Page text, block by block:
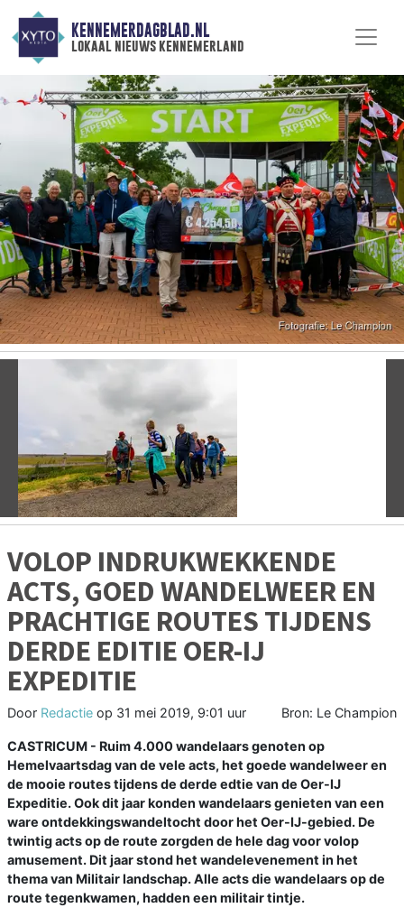
KENNEMERDAGBLAD.NL
lokaal nieuws kennemerland
Vorige
VOLOP INDRUKWEKKENDE
ACTS, GOED WANDELWEER EN
PRACHTIGE ROUTES TIJDENS
DERDE EDITIE OER-IJ
EXPEDITIE
Door Redactie op 31 mei 2019, 9:01 uur Bron: Le Champion
CASTRICUM - Ruim 4.000 wandelaars genoten op
Hemelvaartsdag van de vele acts, het goede wandelweer en
de mooie routes tijdens de derde edtie van de Oer-IJ
Expeditie. Ook dit jaar konden wandelaars genieten van een
ware ontdekkingswandeltocht door het Oer-IJ-gebied. De
twintig acts op de route zorgden de hele dag voor volop
amusement. Dit jaar stond het wandelevenement in het
thema van Militair landschap. Alle acts die wandelaars op de
route tegenkwamen, hadden een militair tintje.